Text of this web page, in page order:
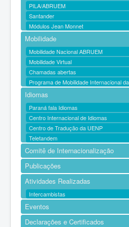
PILA/ABRUEM
Santander
Módulos Jean Monnet
Mobilidade
Mobilidade Nacional ABRUEM
Mobilidade Virtual
Chamadas abertas
Programa de Mobilidade Internacional
Idiomas
Paraná fala Idiomas
Centro Internacional de Idiomas
Centro de Tradução da UENP
Teletandem
Comitê de Internacionalização
Publicações
Atividades Realizadas
Intercambistas
Eventos
Declarações e Certificados